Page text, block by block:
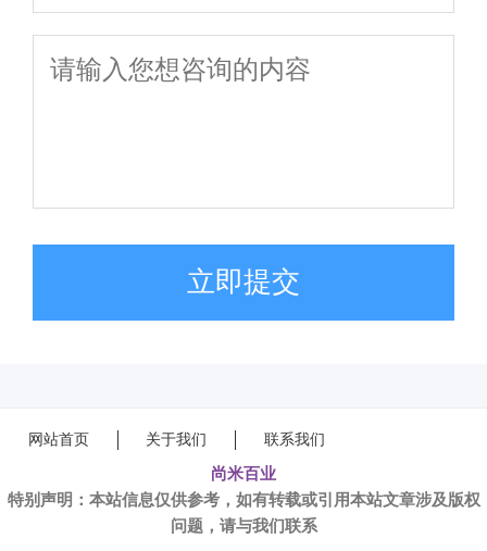
立即提交
网站首页 关于我们 联系我们
尚米百业
特别声明：本站信息仅供参考，如有转载或引用本站文章涉及版权
问题，请与我们联系